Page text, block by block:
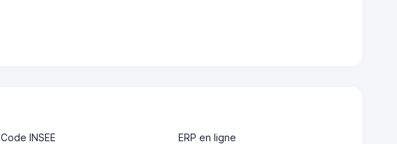
Code INSEE ERP en ligne